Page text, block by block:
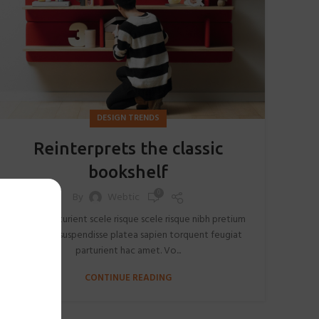
DESIGN TRENDS
Reinterprets the classic
bookshelf
Aliquet parturient scele risque scele risque nibh pretium
parturient suspendisse platea sapien torquent feugiat
parturient hac amet. Vo...
CONTINUE READING